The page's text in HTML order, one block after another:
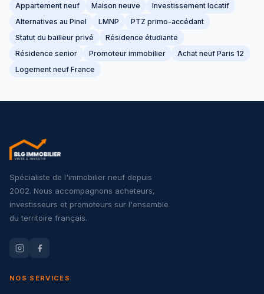
Appartement neuf
Maison neuve
Investissement locatif
Alternatives au Pinel
LMNP
PTZ primo-accédant
Statut du bailleur privé
Résidence étudiante
Résidence senior
Promoteur immobilier
Achat neuf Paris 12
Logement neuf France
Spécialiste de l'immobilier neuf depuis
2002. Nous accompagnons acheteurs,
investisseurs et promoteurs sur l'ensemble
du territoire français.
NOS SERVICES